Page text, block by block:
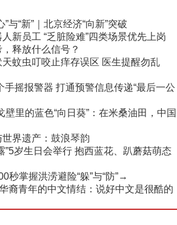
与“新”｜北京经济“向新”突破
新员工 “乏脏险难”四类场景优先上岗
释放什么信号？
天蚊虫叮咬止痒存误区 医生提醒勿乱
摇报警器 打通预警信息传递“最后一公
壁里的蓝色“向日葵”：在米桑油田，中国
界遗产：鼓浪琴韵
”5岁生日会举行 抱西蓝花、趴蘑菇萌态
秒掌握洪涝避险“躲”与“防”→
裔青年的中文情结：说好中文是很酷的